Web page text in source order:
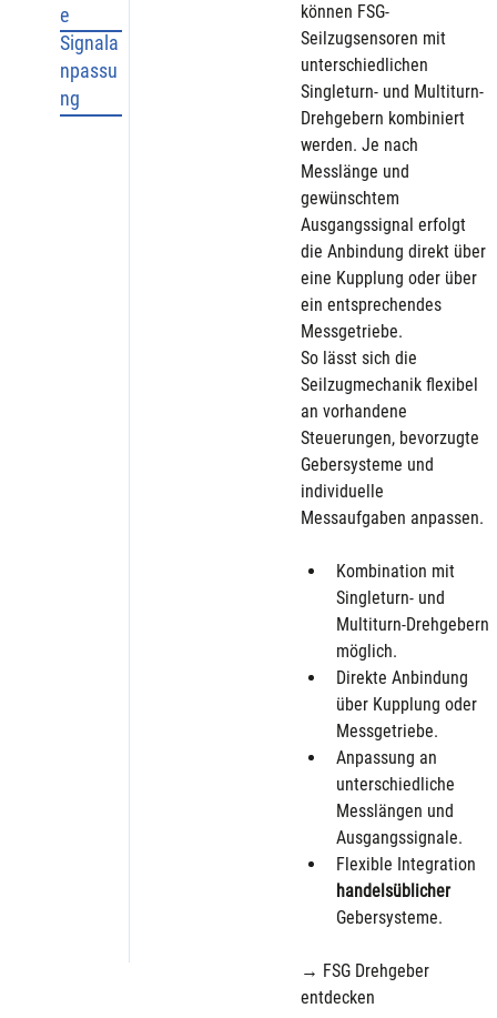
e
Signala
npassu
ng
können FSG-
Seilzugsensoren mit
unterschiedlichen
Singleturn- und Multiturn-
Drehgebern kombiniert
werden. Je nach
Messlänge und
gewünschtem
Ausgangssignal erfolgt
die Anbindung direkt über
eine Kupplung oder über
ein entsprechendes
Messgetriebe.
So lässt sich die
Seilzugmechanik flexibel
an vorhandene
Steuerungen, bevorzugte
Gebersysteme und
individuelle
Messaufgaben anpassen.
Kombination mit
Singleturn- und
Multiturn-Drehgebern
möglich.
Direkte Anbindung
über Kupplung oder
Messgetriebe.
Anpassung an
unterschiedliche
Messlängen und
Ausgangssignale.
Flexible Integration
handelsüblicher
Gebersysteme.
→ FSG Drehgeber
entdecken